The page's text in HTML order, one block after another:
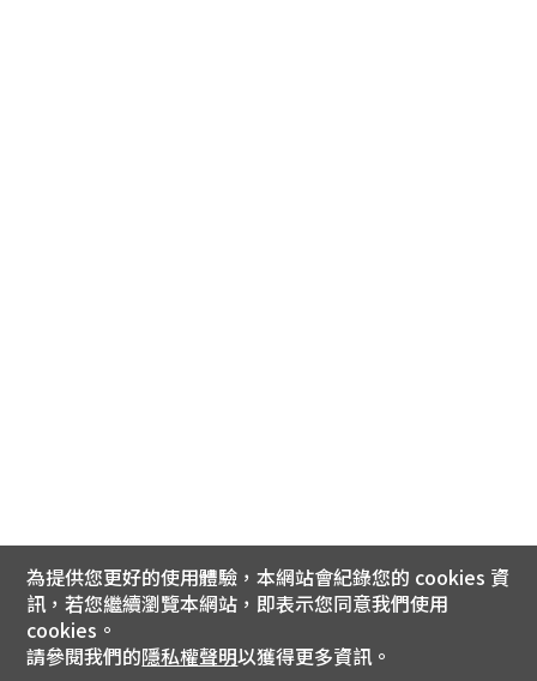
為提供您更好的使用體驗，本網站會紀錄您的 cookies 資
訊，若您繼續瀏覽本網站，即表示您同意我們使用
cookies。
請參閱我們的隱私權聲明以獲得更多資訊。